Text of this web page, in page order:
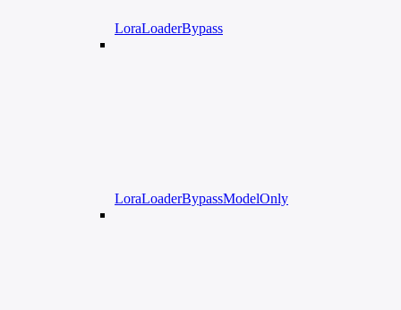
LoraLoaderBypass
LoraLoaderBypassModelOnly